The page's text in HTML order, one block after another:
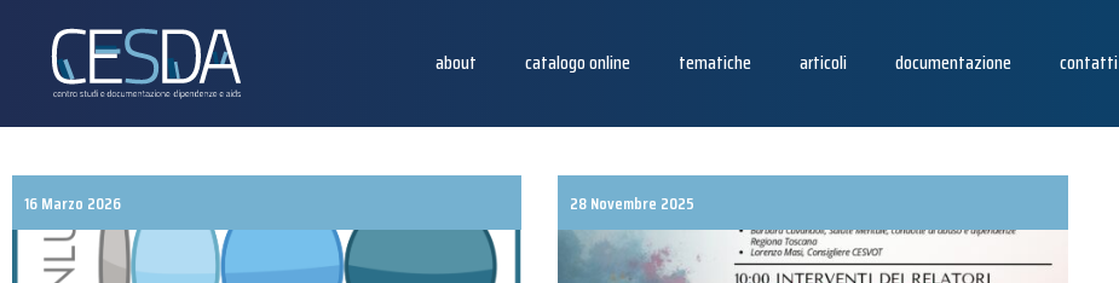
about catalogo online tematiche articoli documentazione contatti
16 Marzo 2026 28 Novembre 2025